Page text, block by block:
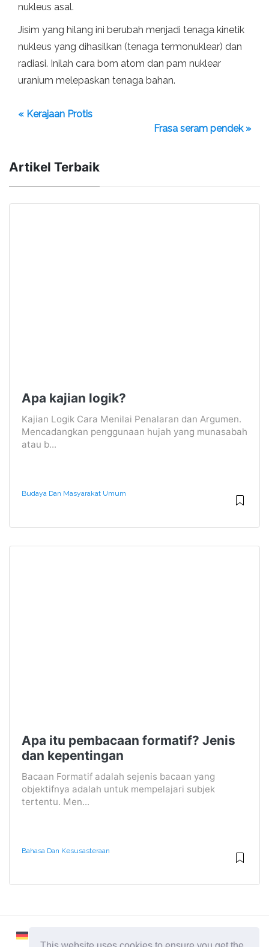
nukleus asal.
Jisim yang hilang ini berubah menjadi tenaga kinetik
nukleus yang dihasilkan (tenaga termonuklear) dan
radiasi. Inilah cara bom atom dan pam nuklear
uranium melepaskan tenaga bahan.
« Kerajaan Protis
Frasa seram pendek »
Artikel Terbaik
Apa kajian logik?
Kajian Logik Cara Menilai Penalaran dan Argumen.
Mencadangkan penggunaan hujah yang munasabah
atau b...
Budaya Dan Masyarakat Umum
Apa itu pembacaan formatif? Jenis
dan kepentingan
Bacaan Formatif adalah sejenis bacaan yang
objektifnya adalah untuk mempelajari subjek
tertentu. Men...
Bahasa Dan Kesusasteraan